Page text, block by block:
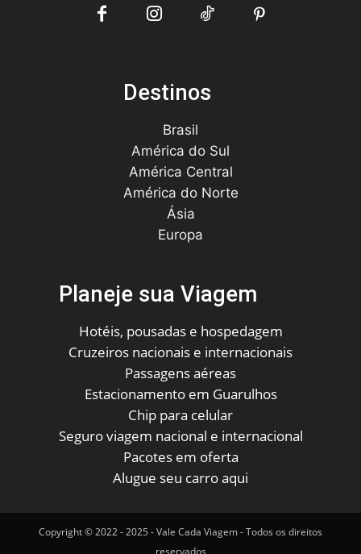
Destinos
Brasil
América do Sul
América Central
América do Norte
Ásia
Europa
Planeje sua Viagem
Hotéis, pousadas e hospedagem
Cruzeiros nacionais e internacionais
Passagens aéreas
Estacionamento em Guarulhos
Chip para celular
Seguro viagem nacional e internacional
Pacotes em oferta
Alugue seu carro aqui
Copyright © 2022 - 2025 - Vale Cada Viagem - Todos os direitos
reservados